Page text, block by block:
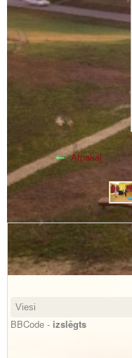
Atpakaļ
BBCode - izslēgts